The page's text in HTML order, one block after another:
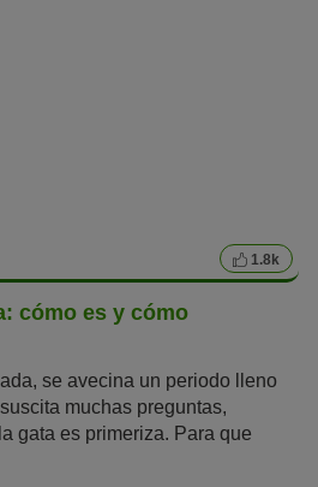
1.8k
cómo es y cómo
se avecina un periodo lleno
muchas preguntas,
gata es primeriza. Para que